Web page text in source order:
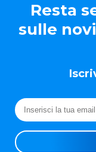
Resta
sulle